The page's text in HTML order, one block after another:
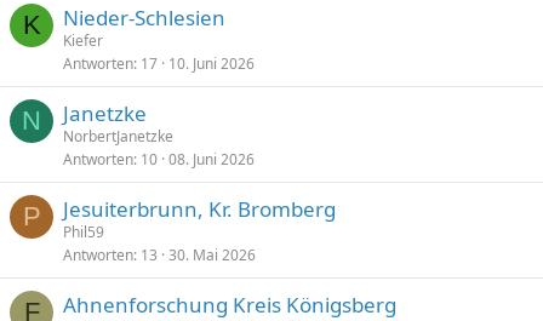
K Nieder-Schlesien
Kiefer
Antworten 17 10. Juni 2026
N Janetzke
NorbertJanetzke
Antworten 10 08. Juni 2026
P Jesuiterbrunn, Kr. Bromberg
Phil59
Antworten 13 30. Mai 2026
F
Ahnenforschung Kreis Königsberg